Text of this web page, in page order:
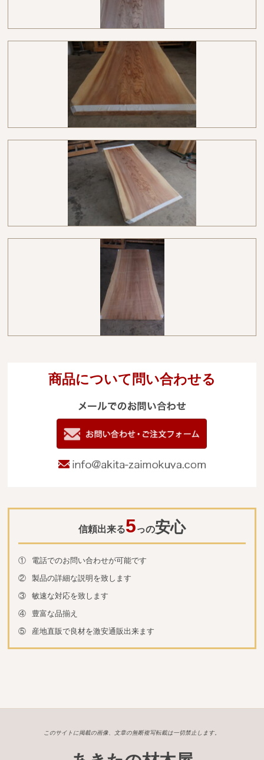
商品について問い合わせる
info@akita-
信頼出来る5っの安心
①
電話でのお問い合わせが可能です
②
製品の詳細な説明を致します
③
敏速な対応を致します
④
豊富な品揃え
⑤
産地直販で良材を激安通販出来ます
このサイトに掲載の画像、文章の無断複写転載は一切禁止します。